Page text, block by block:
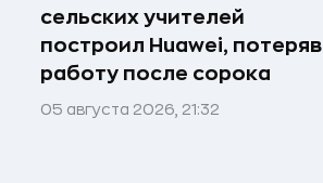
сельских учителей
построил Huawei, потеряв
работу после сорока
05 августа 2026, 21:32